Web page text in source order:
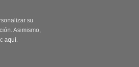
su
Asimismo,
aquí.